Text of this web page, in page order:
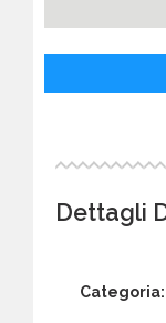
Dettagli
Categoria: